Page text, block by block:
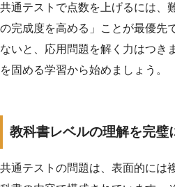
共通テストで点数を上げるには、
の完成度を高める」ことが最優先
ないと、応用問題を解く力はつき
を固める学習から始めましょう。
教科書レベルの理解を完璧
共通テストの問題は、表面的には